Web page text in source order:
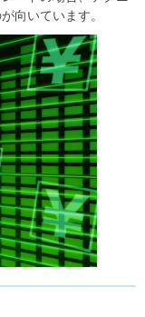
向いています。